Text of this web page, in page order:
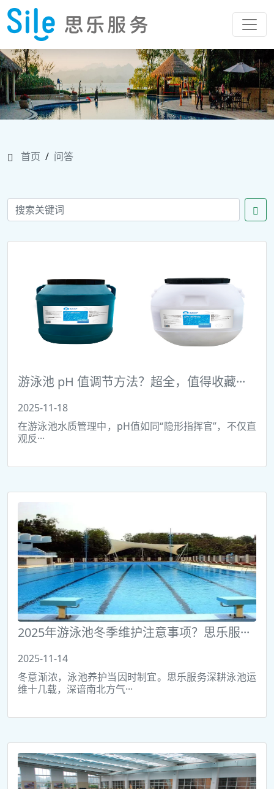
首页 / 问答
游泳池 pH 值调节方法？超全，值得收藏···
2025-11-18
在游泳池水质管理中，pH值如同“隐形指挥官”，不仅直
观反···
2025年游泳池冬季维护注意事项？思乐服···
2025-11-14
冬意渐浓，泳池养护当因时制宜。思乐服务深耕泳池运
维十几载，深谙南北方气···